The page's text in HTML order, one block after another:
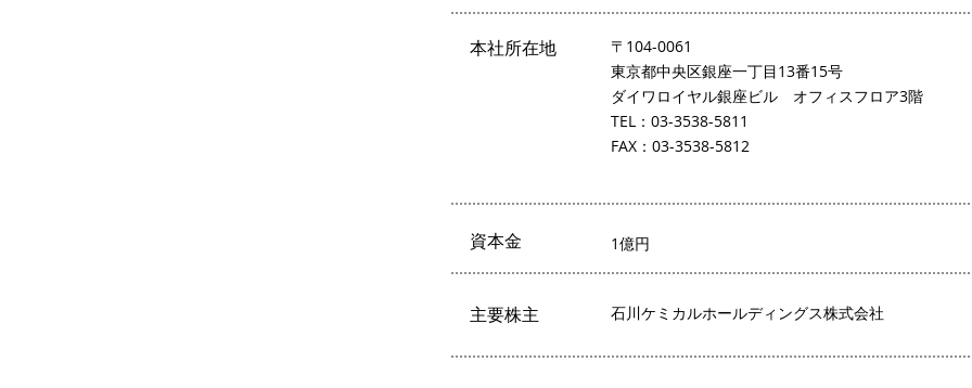
本社所在地
〒104-0061
東京都中央区銀座一丁目13番15号
ダイワロイヤル銀座ビル オフィスフロア3階
TEL：03-3538-5811
FAX：03-3538-5812
資本金 1億円
主要株主 石川ケミカルホールディングス株式会社